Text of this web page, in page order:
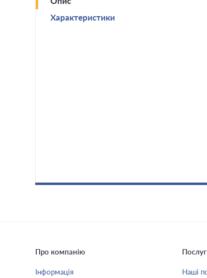
Характеристики
Про компанію
Інформація Наші